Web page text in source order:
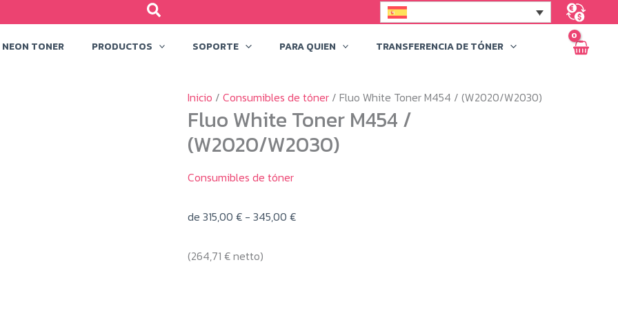
NEON TONER PRODUCTOS SOPORTE PARA QUIEN
TRANSFERENCIA DE TÓNER
Inicio / Consumibles de tóner / Fluo White Toner M454 / (W2020/W2030)
Fluo White Toner M454 /
(W2020/W2030)
Consumibles de tóner
de 315,00 € - 345,00 €Rango
(264,71 €netto)